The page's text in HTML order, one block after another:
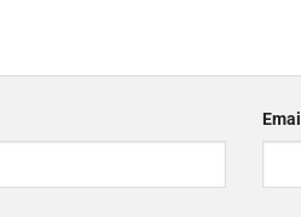
Email